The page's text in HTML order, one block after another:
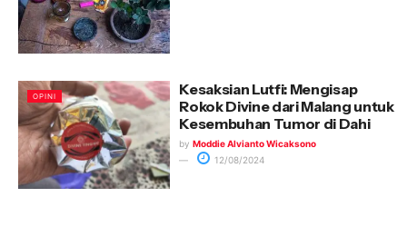
OPINI
Kesaksian Lutfi: Mengisap
Rokok Divine dari Malang untuk
Kesembuhan Tumor di Dahi
by Moddie Alvianto Wicaksono
12/08/2024